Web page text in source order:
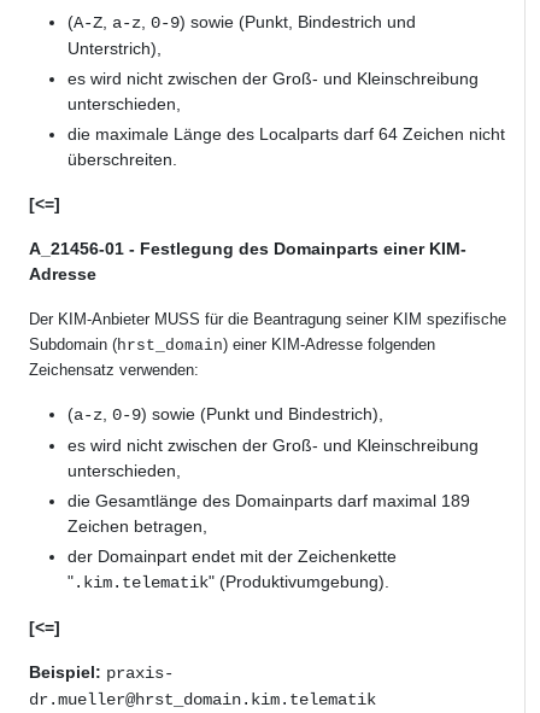
(A-Z a-z 0-9) sowie (Punkt, Bindestrich und
Unterstrich),
es wird nicht zwischen der Groß- und Kleinschreibung
unterschieden,
die maximale Länge des Localparts darf 64 Zeichen nicht
überschreiten.
[<=]
A_21456-01 - Festlegung des Domainparts einer KIM-
Adresse
Der KIM-Anbieter MUSS für die Beantragung seiner KIM spezifische
Subdomain (hrst_domain) einer KIM-Adresse folgenden
Zeichensatz verwenden:
(a-z 0-9) sowie (Punkt und Bindestrich),
es wird nicht zwischen der Groß- und Kleinschreibung
unterschieden,
die Gesamtlänge des Domainparts darf maximal 189
Zeichen betragen,
der Domainpart endet mit der Zeichenkette
".kim.telematik" (Produktivumgebung).
[<=]
Beispiel: praxis-
dr.mueller@hrst_domain.kim.telematik